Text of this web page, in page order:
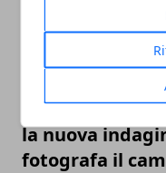
I romani
la nuova
fotografa il